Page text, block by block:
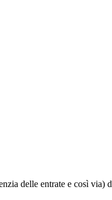
delle entrate e così via)